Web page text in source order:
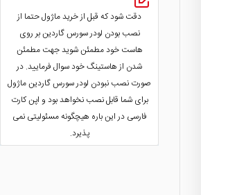
دقت شود که قبل از خرید ماژول حتما از
نصب بودن لودر سورس گاردین بر روی
هاست خود مطمئن شوید جهت مطمئن
شدن از هاستینگ خود سوال فرمایید. در
صورت نصب نبودن لودر سورس گاردین ماژول
برای شما قابل نصب نخواهد بود و اپن کارت
فارسی در این باره هیچگونه مسئولیتی نمی
پذیرد.